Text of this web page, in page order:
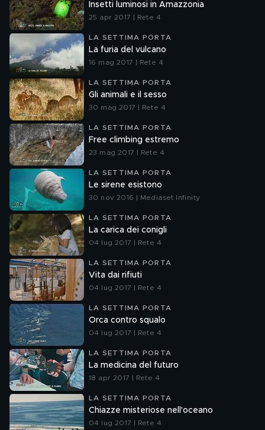
Insetti luminosi in Amazzonia
25 apr 2017 | Rete 4
LA SETTIMA PORTA
La furia del vulcano
16 mag 2017 | Rete 4
LA SETTIMA PORTA
Gli animali e il sesso
30 mag 2017 | Rete 4
LA SETTIMA PORTA
Free climbing estremo
23 mag 2017 | Rete 4
LA SETTIMA PORTA
Le sirene esistono
30 nov 2016 | Mediaset Infinity
LA SETTIMA PORTA
La carica dei conigli
04 lug 2017 | Rete 4
LA SETTIMA PORTA
Vita dai rifiuti
04 lug 2017 | Rete 4
LA SETTIMA PORTA
Orca contro squalo
04 lug 2017 | Rete 4
LA SETTIMA PORTA
La medicina del futuro
18 apr 2017 | Rete 4
LA SETTIMA PORTA
Chiazze misteriose nell'oceano
04 lug 2017 | Rete 4